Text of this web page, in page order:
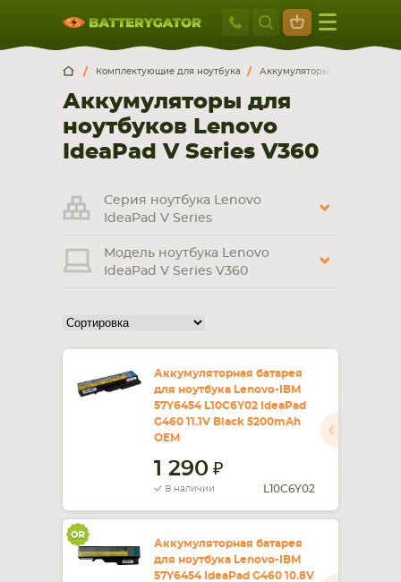
Москва
+7 495 414
Москва Санкт-Петербург
г. Москва, ул. Ткацкая, 5с3 (м. Семеновская)
5 мин. ходьбы от ст.м. “Семеновская”
+7 495 414 28 59
9:00-21:00
смартфона, планшета
КОМПЛЕКТУЮЩИЕ
Комплектующие для ноутбука Аккумуляторы для ноутбуков
Аккумуляторы для
ноутбуков Lenovo
IdeaPad V Series V360
Серия ноутбука Lenovo
IdeaPad V Series
Модель ноутбука Lenovo
IdeaPad V Series V360
Аккумуляторная батарея
для ноутбука Lenovo-IBM
57Y6454 L10C6Y02 IdeaPad
G460 11.1V Black 5200mAh
OEM
1 290
В наличии L10C6Y02
Аккумуляторная батарея
для ноутбука Lenovo-IBM
57Y6454 IdeaPad G460 10.8V